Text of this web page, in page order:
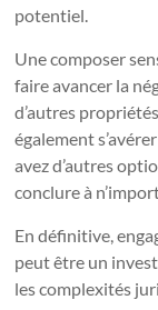
potentiel.
Une composer
faire avancer la
d’autres
également
avez d’autres
conclure à
En définitive,
peut être un
les complexités